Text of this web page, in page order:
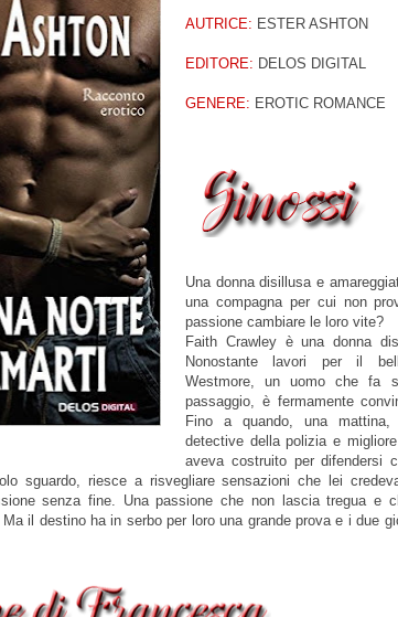
AUTRICE: ESTER ASHTON
EDITORE: DELOS DIGITAL
GENERE: EROTIC ROMANCE
Una donna disillusa e
una compagna per cui non
passione cambiare le loro vite?
Faith Crawley è una donna
Nonostante lavori per il
Westmore, un uomo che fa
passaggio, è fermamente
Fino a quando, una mattina,
detective della polizia e
aveva costruito per difendersi
sguardo, riesce a risvegliare sensazioni che lei
senza fine. Una passione che non lascia tregua e
il destino ha in serbo per loro una grande prova e i due